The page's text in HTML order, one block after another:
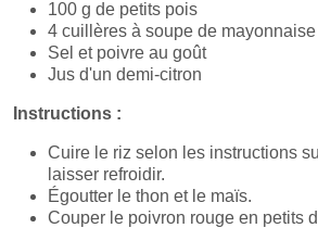
100 g de petits pois
4 cuillères à soupe de mayonnaise
Sel et poivre au goût
Jus d'un demi-citron
Instructions :
Cuire le riz selon les instructions
laisser refroidir.
Égoutter le thon et le maïs.
Couper le poivron rouge en petits